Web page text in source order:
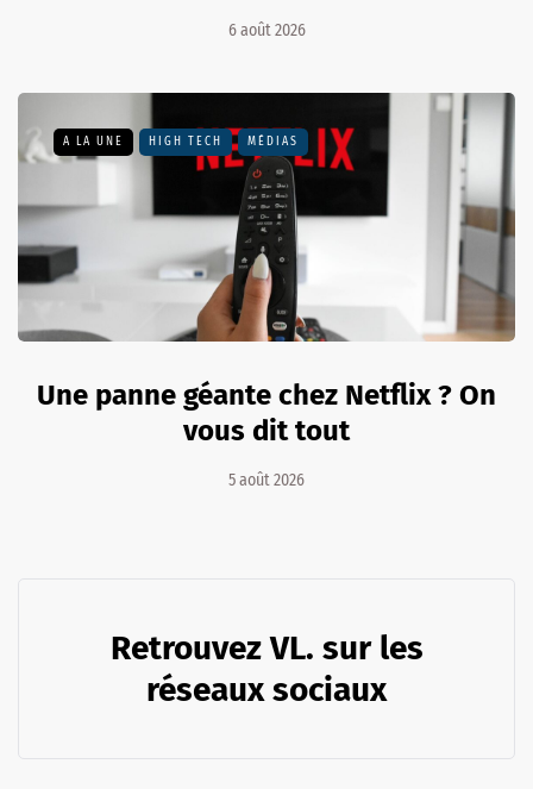
6 août 2026
A LA UNE HIGH TECH MÉDIAS
Une panne géante chez Netflix ? On
vous dit tout
5 août 2026
Retrouvez VL. sur les
réseaux sociaux